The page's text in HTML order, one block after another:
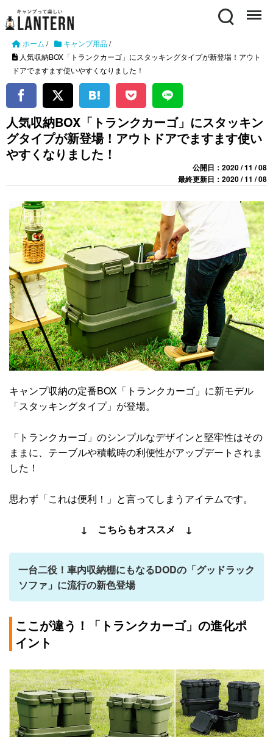
Search Menu
ホーム / キャンプ用品/
人気収納BOX「トランクカーゴ」にスタッキングタイプが新登場！アウト
ドアでますます使いやすくなりました！
人気収納BOX「トランクカーゴ」にスタッキン
グタイプが新登場！アウトドアでますます使い
やすくなりました！
公開日：2020 / 11 / 08
最終更新日：2020 / 11 / 08
キャンプ収納の定番BOX「トランクカーゴ」に新モデル
「スタッキングタイプ」が登場。
「トランクカーゴ」のシンプルなデザインと堅牢性はその
ままに、テーブルや積載時の利便性がアップデートされま
した！
思わず「これは便利！」と言ってしまうアイテムです。
↓ こちらもオススメ ↓
一台二役！車内収納棚にもなるDODの「グッドラック
ソファ」に流行の新色登場
ここが違う！「トランクカーゴ」の進化ポ
イント